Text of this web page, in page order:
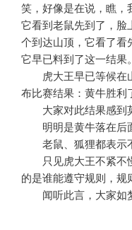
笑，好像是在说，瞧，
它看到老鼠先到了，脸
个到达山顶，它看了看
它早已料到了这一结果。
虎大王早已等候在
布比赛结果：黄牛胜利
大家对此结果感到莫
明明是黄牛落在后
老鼠、狐狸都表示不
只见虎大王不紧不
的是谁能遵守规则，规
闻听此言，大家如梦